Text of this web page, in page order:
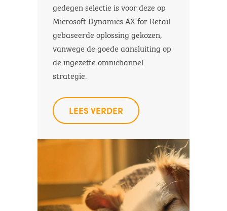
gedegen selectie is voor deze op
Microsoft Dynamics AX for Retail
gebaseerde oplossing gekozen,
vanwege de goede aansluiting op
de ingezette omnichannel
strategie.
LEES VERDER